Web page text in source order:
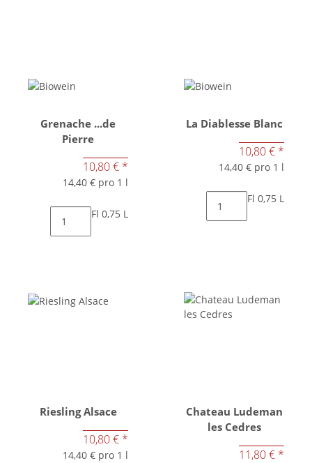
Grenache ...de
Pierre
10,80 € *
14,40 € pro 1 l
Fl 0,75 L
La Diablesse Blanc
10,80 € *
14,40 € pro 1 l
Fl 0,75 L
Riesling Alsace
10,80 € *
14,40 € pro 1 l
Chateau Ludeman
les Cedres
11,80 € *